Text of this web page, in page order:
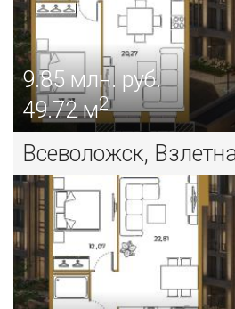
9.85млн. руб.
49.72 м2
Всеволожск,